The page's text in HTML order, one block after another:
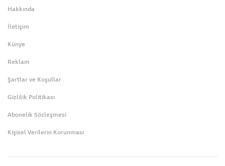
Hakkında
İletişim
Künye
Reklam
Şartlar ve Koşullar
Gizlilik Politikası
Abonelik Sözleşmesi
Kişisel Verilerin Korunması